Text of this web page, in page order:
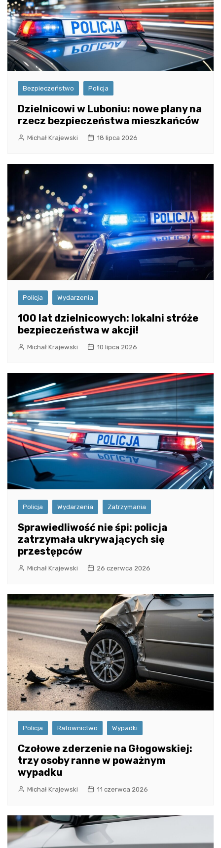
Bezpieczeństwo Policja
Dzielnicowi w Luboniu: nowe plany na
rzecz bezpieczeństwa mieszkańców
Michał Krajewski 18 lipca 2026
Policja Wydarzenia
100 lat dzielnicowych: lokalni stróże
bezpieczeństwa w akcji!
Michał Krajewski 10 lipca 2026
Policja Wydarzenia Zatrzymania
Sprawiedliwość nie śpi: policja
zatrzymała ukrywających się
przestępców
Michał Krajewski 26 czerwca 2026
Policja Ratownictwo Wypadki
Czołowe zderzenie na Głogowskiej:
trzy osoby ranne w poważnym
wypadku
Michał Krajewski 11 czerwca 2026